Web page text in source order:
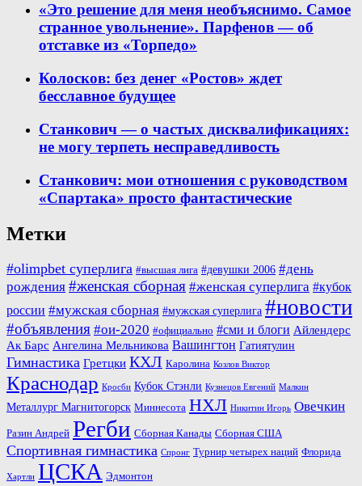
«Это решение для меня необъяснимо. Самое
странное увольнение». Парфенов — об
отставке из «Торпедо»
Колосков: без денег «Ростов» ждет
бесславное будущее
Станкович — о частых дисквалификациях:
не могу терпеть несправедливость
Станкович: мои отношения с руководством
«Спартака» просто фантастические
Метки
#olimpbet суперлига #высшая лига #девушки 2006 #день
рождения #женская сборная #женская суперлига #кубок
россии #мужская сборная #мужская суперлига #новости
#объявления #ои-2020 #официально #сми и блоги Айлендерс
Ак Барс Ангелина Мельникова Вашингтон Гатиятулин
Гимнастика Гретцки КХЛ Каролина Козлов Виктор
Краснодар Кросби Кубок Стэнли Кузнецов Евгений Малкин
Металлург Магнитогорск Миннесота НХЛ Никитин Игорь Овечкин
Разин Андрей Регби Сборная Канады Сборная США
Спортивная гимнастика Спронг Турнир четырех наций Флорида
Хартли ЦСКА Эдмонтон